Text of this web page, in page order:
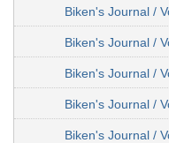
Biken's Journal /
Biken's Journal /
Biken's Journal /
Biken's Journal /
Biken's Journal /